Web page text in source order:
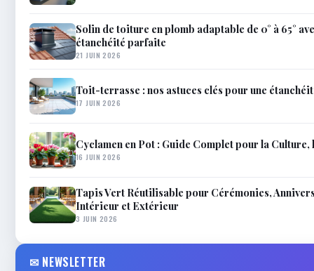
Solin de toiture en plomb adaptable de 0° à 65°
étanchéité parfaite
21 JUIN 2026
Toit-terrasse : nos astuces clés pour une
17 JUIN 2026
Cyclamen en Pot : Guide Complet pour la
16 JUIN 2026
Tapis Vert Réutilisable pour Cérémonies,
Intérieur et Extérieur
3 JUIN 2026
✉ NEWSLETTER